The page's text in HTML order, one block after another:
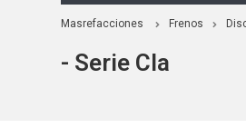
Masrefacciones Frenos
- Serie Cla